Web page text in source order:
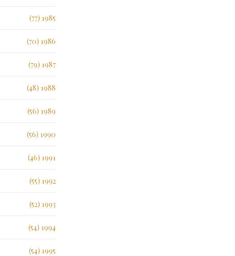
1985 (77)
1986 (70)
1987 (79)
1988 (48)
1989 (56)
1990 (56)
1991 (46)
1992 (55)
1993 (52)
1994 (54)
1995 (54)